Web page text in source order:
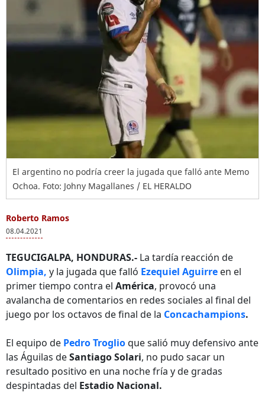
El argentino no podría creer la jugada que falló ante Memo
Ochoa. Foto: Johny Magallanes / EL HERALDO
Roberto Ramos
08.04.2021
TEGUCIGALPA, HONDURAS.- La tardía reacción de
Olimpia, y la jugada que falló Ezequiel Aguirre en el
primer tiempo contra el América, provocó una
avalancha de comentarios en redes sociales al final del
juego por los octavos de final de la Concachampions.
El equipo de Pedro Troglioque salió muy defensivo ante
las Águilas deSantiago Solari, no pudo sacar un
resultado positivo en una noche fría y de gradas
despintadas del Estadio Nacional.